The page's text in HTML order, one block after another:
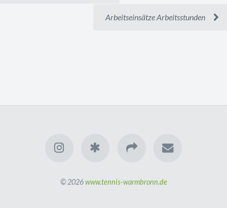
Arbeitseinsätze Arbeitsstunden
© 2026www.tennis-warmbronn.de